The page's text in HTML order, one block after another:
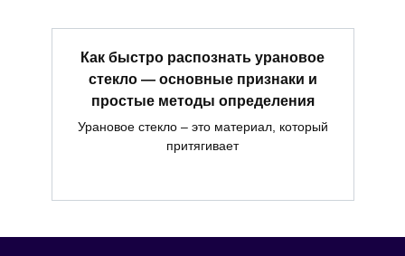
Как быстро распознать урановое
стекло — основные признаки и
простые методы определения
Урановое стекло – это материал, который
притягивает